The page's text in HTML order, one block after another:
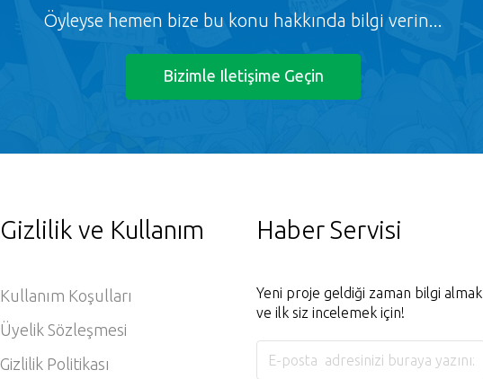
Öyleyse hemen bize bu konu hakkında bilgi verin...
Bizimle Iletişime Geçin
Gizlilik ve Kullanım
Kullanım Koşulları
Üyelik Sözleşmesi
Gizlilik Politikası
Haber Servisi
Yeni proje geldiği zaman bilgi almak
ve ilk siz incelemek için!